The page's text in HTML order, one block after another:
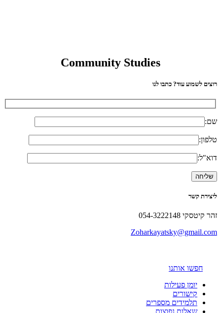
Community Studies
רוצים לשמוע עוד? כתבו לנו
שם:
טלפון:
דוא"ל:
ליצירת קשר
זהר קיטסקי 054-3222148
Zoharkayatsky@gmail.com
חפשו אותנו
יומן פעילות
קישורים
תלמידים מספרים